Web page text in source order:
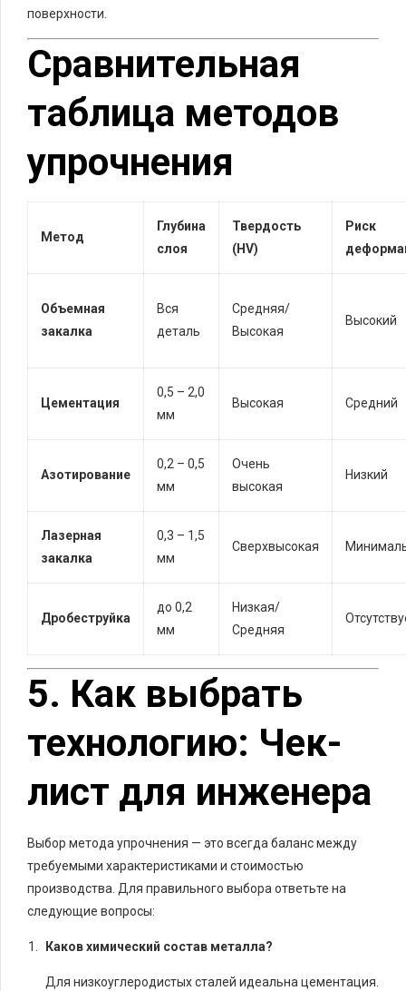
поверхности.
Сравнительная
таблица методов
упрочнения
Метод
Глубина
слоя
Твердость
(HV)
Риск
Объемная
закалка
Вся
деталь
Средняя/
Высокая
Высокий
Цементация
0,5 – 2,0
мм
Высокая Средний
Азотирование
0,2 – 0,5
мм
Очень
высокая
Низкий
Лазерная
закалка
0,3 – 1,5
мм
Сверхвысокая
Дробеструйка
до 0,2
мм
Низкая/
Средняя
5. Как выбрать
технологию: Чек-
лист для инженера
Выбор метода упрочнения — это всегда баланс между
требуемыми характеристиками и стоимостью
производства. Для правильного выбора ответьте на
следующие вопросы:
Каков химический состав металла?
Для низкоуглеродистых сталей идеальна цементация.